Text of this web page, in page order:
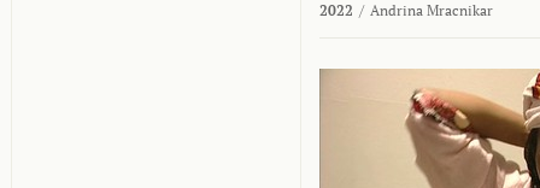
2022 / Andrina Mracnikar